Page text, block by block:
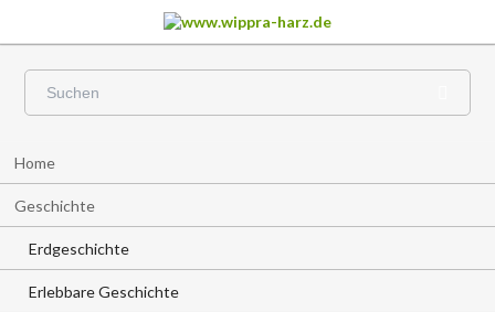
überspringen
Home
Geschichte
Erdgeschichte
Erlebbare Geschichte